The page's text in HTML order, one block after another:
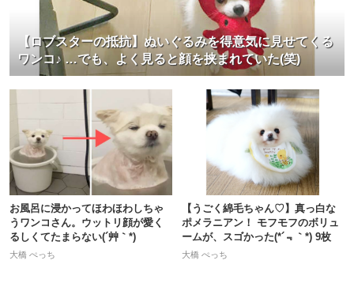
【ロブスターの抵抗】ぬいぐるみを得意気に見せてくる
ワンコ♪ …でも、よく見ると顔を挟まれていた(笑)
お風呂に浸かってほわほわしちゃ
うワンコさん。ウットリ顔が愛く
るしくてたまらない(´艸｀*)
大橋 ぺっち
【うごく綿毛ちゃん♡】真っ白な
ポメラニアン！ モフモフのボリュ
ームが、スゴかった(*´﹃｀*) 9枚
大橋 ぺっち